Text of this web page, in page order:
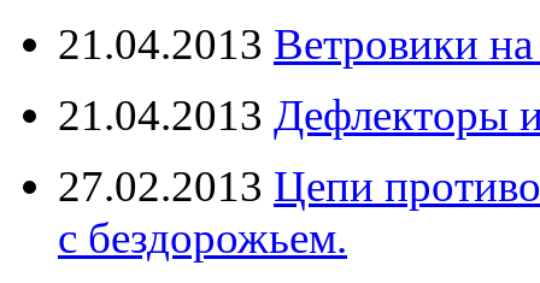
21.04.2013 Ветровики
21.04.2013 Дефлекторы
27.02.2013 Цепи
с бездорожьем.